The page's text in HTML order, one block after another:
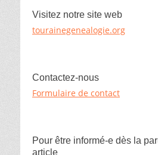
e
e
o
t
a
Visitez notre site web
tourainegenealogie.org
Contactez-nous
Formulaire de contact
Pour être informé-e dès la
article